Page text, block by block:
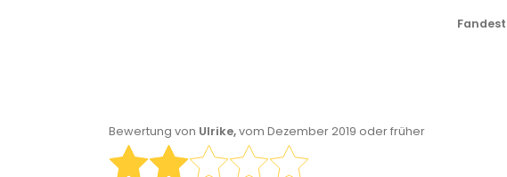
Bewertung von Ulrike,vom Dezember 2019 oder früher